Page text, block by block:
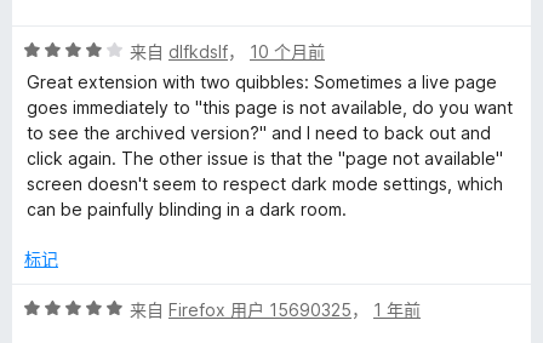
/
5
评
分
4
/
5
来自 dlfkdslf， 10 个月前
Great extension with two quibbles: Sometimes a live page
goes immediately to "this page is not available, do you want
to see the archived version?" and I need to back out and
click again. The other issue is that the "page not available"
screen doesn't seem to respect dark mode settings, which
can be painfully blinding in a dark room.
标记
评
来自 Firefox 用户 15690325， 1 年前